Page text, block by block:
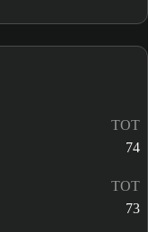
TOT
74
TOT
73